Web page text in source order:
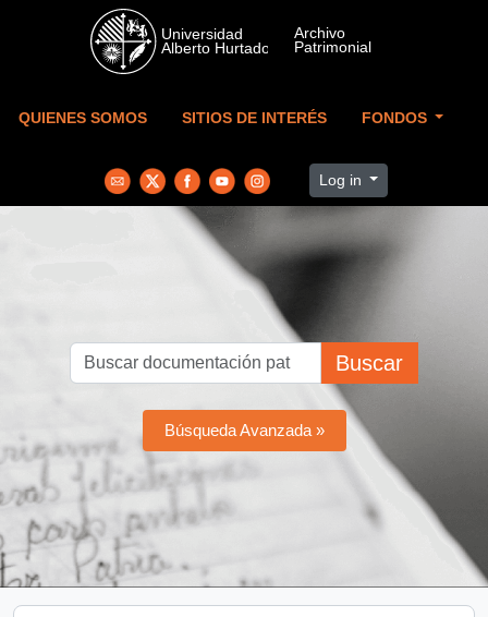
Skip to main content
QUIENES SOMOS SITIOS DE INTERÉS FONDOS
Log in
Buscar
Búsqueda Avanzada »